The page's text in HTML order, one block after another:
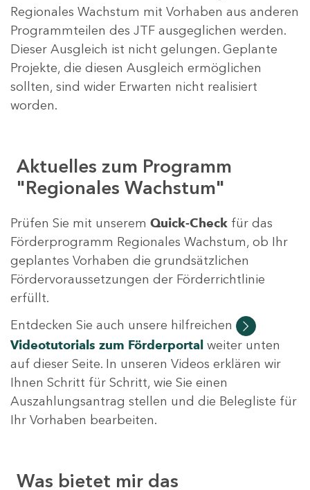
Regionales Wachstum mit Vorhaben aus anderen
Programmteilen des JTF ausgeglichen werden.
Dieser Ausgleich ist nicht gelungen. Geplante
Projekte, die diesen Ausgleich ermöglichen
sollten, sind wider Erwarten nicht realisiert
worden.
Aktuelles zum Programm
"Regionales Wachstum"
Prüfen Sie mit unserem Quick-Check für das
Förderprogramm Regionales Wachstum, ob Ihr
geplantes Vorhaben die grundsätzlichen
Fördervoraussetzungen der Förderrichtlinie
erfüllt.
Entdecken Sie auch unsere hilfreichen
Videotutorials zum Förderportal weiter unten
auf dieser Seite. In unseren Videos erklären wir
Ihnen Schritt für Schritt, wie Sie einen
Auszahlungsantrag stellen und die Belegliste für
Ihr Vorhaben bearbeiten.
Was bietet mir das